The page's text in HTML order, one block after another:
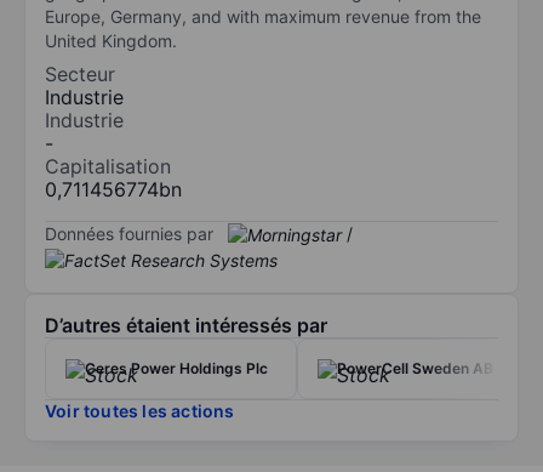
Europe, Germany, and with maximum revenue from the
United Kingdom.
Secteur
Industrie
Industrie
-
Capitalisation
0,711456774bn
Données fournies par /
D’autres étaient intéressés par
Ceres Power Holdings Plc PowerCell Sweden AB
Voir toutes les actions